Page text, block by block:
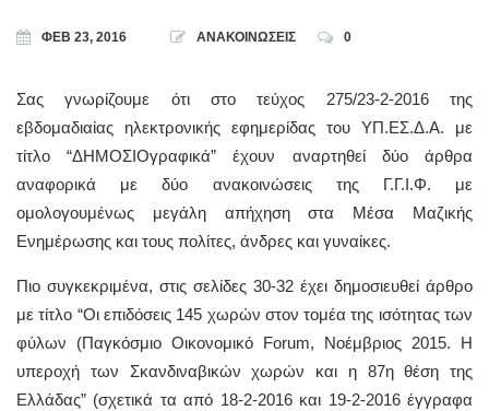
ΦΕΒ 23, 2016 ΑΝΑΚΟΙΝΩΣΕΙΣ 0
Σας γνωρίζουμε ότι στο τεύχος 275/23-2-2016 της
εβδομαδιαίας ηλεκτρονικής εφημερίδας του ΥΠ.ΕΣ.Δ.Α. με
τίτλο “ΔΗΜΟΣΙΟγραφικά” έχουν αναρτηθεί δύο άρθρα
αναφορικά με δύο ανακοινώσεις της Γ.Γ.Ι.Φ. με
ομολογουμένως μεγάλη απήχηση στα Μέσα Μαζικής
Ενημέρωσης και τους πολίτες, άνδρες και γυναίκες.
Πιο συγκεκριμένα, στις σελίδες 30-32 έχει δημοσιευθεί άρθρο
με τίτλο “Οι επιδόσεις 145 χωρών στον τομέα της ισότητας των
φύλων (Παγκόσμιο Οικονομικό Forum, Νοέμβριος 2015. Η
υπεροχή των Σκανδιναβικών χωρών και η 87η θέση της
Ελλάδας” (σχετικά τα από 18-2-2016 και 19-2-2016 έγγραφα